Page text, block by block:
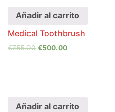
Añadir al carrito
Medical Toothbrush
€755.00 €500.00
Añadir al carrito